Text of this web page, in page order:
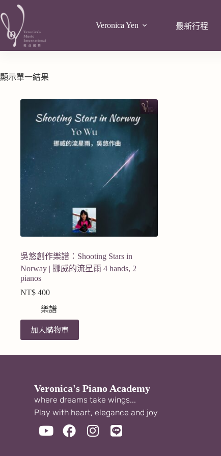
Veronica Yen 最新行程
顯示單一結果
吳悠創作樂譜：Shooting Stars in
Norway | 挪威的流星雨 4 hands, 2
pianos
NT$ 400
樂譜
加入購物車
Veronica's Piano Academy
where dreams take wings...
Play with heart, elegance and joy